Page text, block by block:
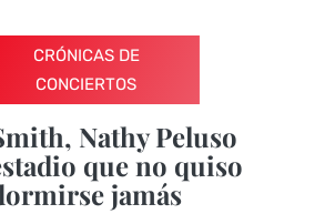
CRÓNICAS DE
CONCIERTOS
Nathy Peluso
que no quiso
jamás